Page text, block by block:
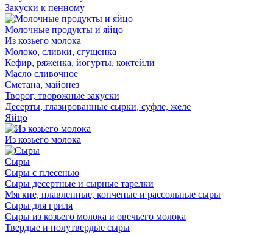
Закуски к пенному
Молочные продукты и яйцо
Из козьего молока
Молоко, сливки, сгущенка
Кефир, ряженка, йогурты, коктейли
Масло сливочное
Сметана, майонез
Творог, творожные закуски
Десерты, глазированные сырки, суфле, желе
Яйцо
Из козьего молока
Сыры
Сыры с плесенью
Сыры десертные и сырные тарелки
Мягкие, плавленные, копченые и рассольные сыры
Сыры для гриля
Сыры из козьего молока и овечьего молока
Твердые и полутвердые сыры